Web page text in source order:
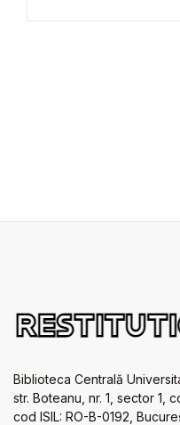
Biblioteca Centrală
str. Boteanu, nr. 1, sector 1,
cod ISIL: RO-B-0192,